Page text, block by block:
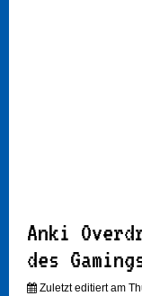
Anki
des
Zuletzt editiert am